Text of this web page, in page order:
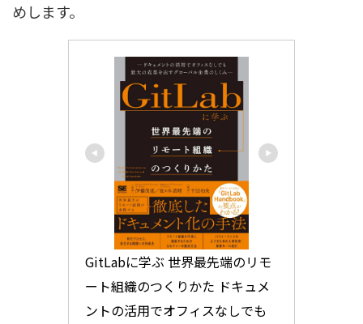
めします。
GitLabに学ぶ 世界最先端のリモ
ート組織のつくりかた ドキュメ
ントの活用でオフィスなしでも